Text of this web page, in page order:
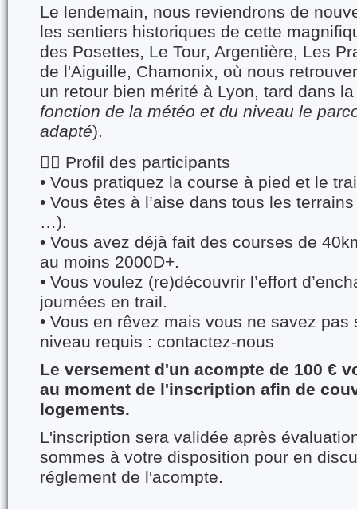
Le lendemain, nous reviendrons de
les sentiers historiques de cette
des Posettes, Le Tour, Argentière, Les
de l'Aiguille, Chamonix, où nous
un retour bien mérité à Lyon, tard dans
fonction de la météo et du niveau le
adapté).
🏃‍♂️ Profil des participants
•⁠ ⁠Vous pratiquez la course à pied et le
•⁠ ⁠Vous êtes à l’aise dans tous les
…).
•⁠ ⁠Vous avez déjà fait des courses de
au moins 2000D+.
•⁠ ⁠Vous voulez (re)découvrir l’effort
journées en trail.
•⁠ ⁠Vous en rêvez mais vous ne savez pas
niveau requis : contactez-nous
Le versement d'un acompte de 100 €
au moment de l'inscription afin de
logements.
L'inscription sera validée après
sommes à votre disposition pour en
réglement de l'acompte.